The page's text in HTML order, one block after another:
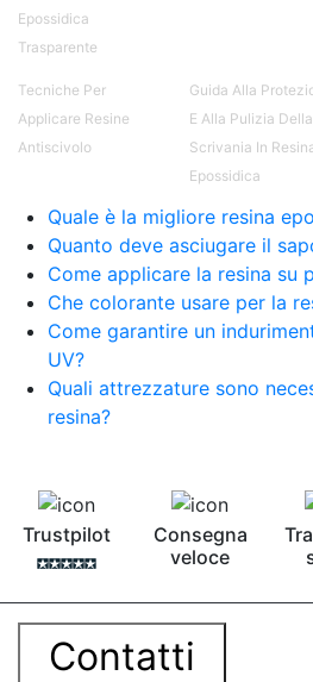
Epossidica
Trasparente
Tecniche Per
Applicare Resine
Antiscivolo
Guida Alla
E Alla Pulizia Della
Scrivania In
Epossidica
Quale è la migliore resina
Quanto deve asciugare il
Come applicare la resina su
Che colorante usare per la
Come garantire un
UV?
Quali attrezzature sono
resina?
Trustpilot
Consegna
veloce
Contatti